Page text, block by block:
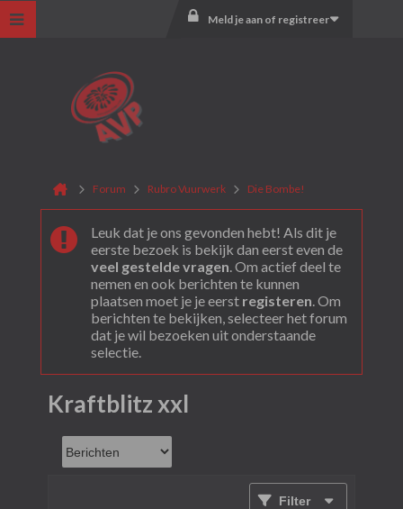
Meld je aan of registreer
Forum Rubro Vuurwerk Die Bombe!
Leuk dat je ons gevonden hebt! Als dit je
eerste bezoek is bekijk dan eerst even de
veel gestelde vragen. Om actief deel te
nemen en ook berichten te kunnen
plaatsen moet je je eerst registeren. Om
berichten te bekijken, selecteer het forum
dat je wil bezoeken uit onderstaande
selectie.
Kraftblitz xxl
Filter